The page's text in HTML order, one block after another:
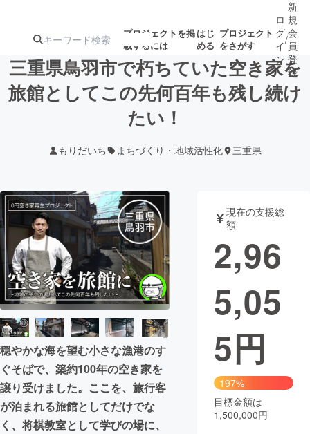
プロジェクトを掲
載するには
はじ
める
プロジェクト
をさがす
注目の新着プロ 募集終了が近いプ
テクノロジー・ガジェット
映像・映画 書籍・雑誌
ビジネス・起業 チャレンジ
まちづくり・地域活性化
CAMPFIRE for Social Good
CAMPFIRE Creation
CAMPFIREふるさと納税
コミュニティ
ロ
グ
イ
ン
/
新
規
会
員
登
録
三重県鳥羽市で朽ちていた空き家を
旅館としてこの先何百年も残し続け
たい！
もりだいち まちづくり・地域活性化 三重県
穏やかな海を望む小さな漁港のす
ぐそばで、築約100年の空き家を
譲り受けました。ここを、旅行客
が泊まれる旅館としてだけでな
く、将棋教室として学びの場に、
現在の支援総
額
2,96
5,05
5円
197%
目標金額は
1,500,000円